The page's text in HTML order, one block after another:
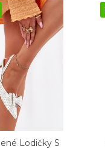
Lodičky S